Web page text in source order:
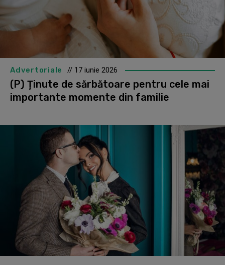
Advertoriale // 17 iunie 2026
(P) Ținute de sărbătoare pentru cele mai
importante momente din familie